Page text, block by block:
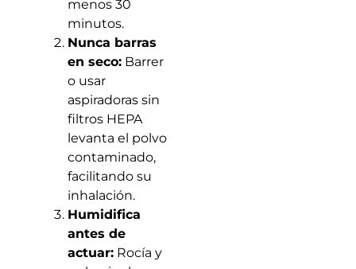
menos 30
minutos.
Nunca barras
en seco: Barrer
o usar
aspiradoras sin
filtros HEPA
levanta el polvo
contaminado,
facilitando su
inhalación.
Humidifica
antes de
actuar: Rocía y